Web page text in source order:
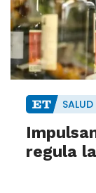
SALUD
regula